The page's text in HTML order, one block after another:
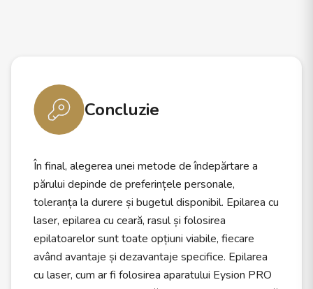
Concluzie
În final, alegerea unei metode de îndepărtare a
părului depinde de preferințele personale,
toleranța la durere și bugetul disponibil. Epilarea cu
laser, epilarea cu ceară, rasul și folosirea
epilatoarelor sunt toate opțiuni viabile, fiecare
având avantaje și dezavantaje specifice. Epilarea
cu laser, cum ar fi folosirea aparatului Eysion PRO